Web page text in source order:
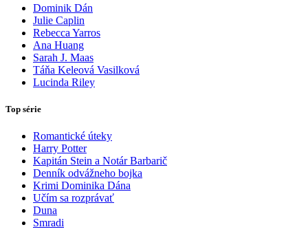
Dominik Dán
Julie Caplin
Rebecca Yarros
Ana Huang
Sarah J. Maas
Táňa Keleová Vasilková
Lucinda Riley
Top série
Romantické úteky
Harry Potter
Kapitán Stein a Notár Barbarič
Denník odvážneho bojka
Krimi Dominika Dána
Učím sa rozprávať
Duna
Smradi